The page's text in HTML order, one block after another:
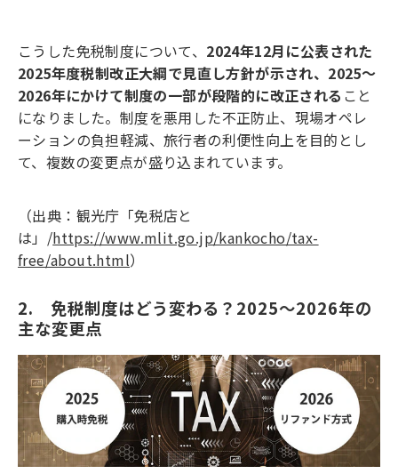
こうした免税制度について、 2024年12月に公表された
2025年度税制改正大綱で見直し方針が示され、2025～
2026年にかけて制度の一部が段階的に改正される こと
になりました。制度を悪用した不正防止、現場オペレ
ーションの負担軽減、旅行者の利便性向上を目的とし
て、複数の変更点が盛り込まれています。
（出典：観光庁「免税店と
は」/https://www.mlit.go.jp/kankocho/tax-
free/about.html）
2.　免税制度はどう変わる？2025～2026年の
主な変更点